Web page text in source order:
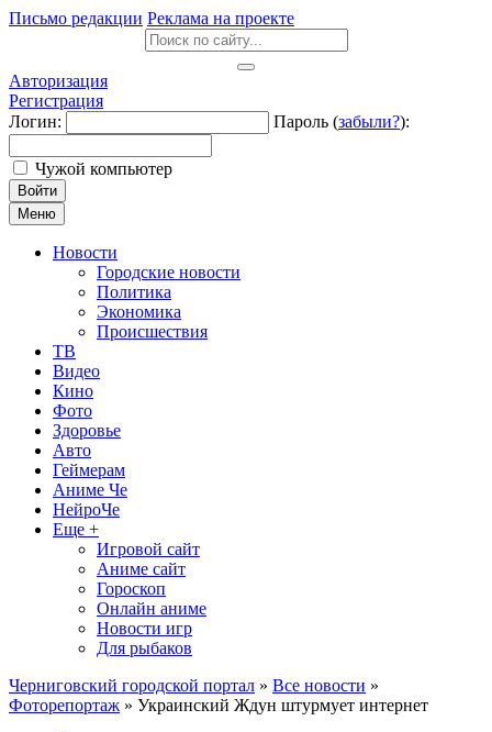
Письмо редакции Реклама на проекте
Авторизация
Регистрация
Логин:
Пароль (забыли?):
Чужой компьютер
Войти
Меню
Новости
Городские новости
Политика
Экономика
Происшествия
ТВ
Видео
Кино
Фото
Здоровье
Авто
Геймерам
Аниме Че
НейроЧе
Еще +
Игровой сайт
Аниме сайт
Гороскоп
Онлайн аниме
Новости игр
Для рыбаков
Черниговский городской портал » Все новости »
Фоторепортаж » Украинский Ждун штурмует интернет